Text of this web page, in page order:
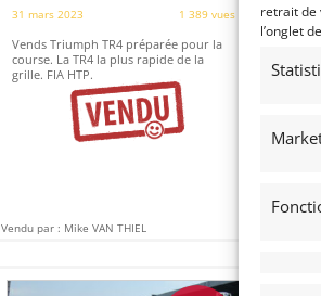
retrait de
l’onglet
31 mars 2023
1 389 vues
Vends Triumph TR4 préparée pour la
course. La TR4 la plus rapide de la
grille. FIA HTP.
Vendu par : Mike VAN THIEL
20